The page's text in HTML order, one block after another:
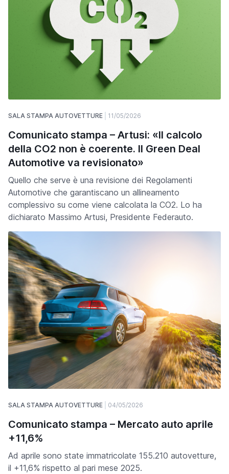
SALA STAMPA AUTOVETTURE 11/05/2026
Comunicato stampa – Artusi: «Il calcolo
della CO2 non è coerente. Il Green Deal
Automotive va revisionato»
Quello che serve è una revisione dei Regolamenti
Automotive che garantiscano un allineamento
complessivo su come viene calcolata la CO2. Lo ha
dichiarato Massimo Artusi, Presidente Federauto.
SALA STAMPA AUTOVETTURE 04/05/2026
Comunicato stampa – Mercato auto aprile
+11,6%
Ad aprile sono state immatricolate 155.210 autovetture,
il +11,6% rispetto al pari mese 2025.